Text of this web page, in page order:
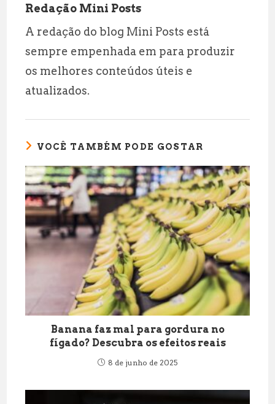
Redação Mini Posts
A redação do blog Mini Posts está
sempre empenhada em para produzir
os melhores conteúdos úteis e
atualizados.
VOCÊ TAMBÉM PODE GOSTAR
Banana faz mal para gordura no
fígado? Descubra os efeitos reais
8 de junho de 2025